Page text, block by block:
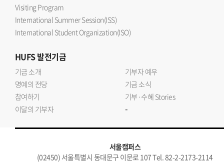
Visiting Program
International Summer Session(ISS)
International Student Organization(ISO)
HUFS발전기금
기금 소개
기부자 예우
명예의 전당
기금 소식
참여하기
기부·수혜 Stories
이달의 기부자
-
서울캠퍼스
(02450) 서울특별시 동대문구 이문로 107 Tel. 82-2-2173-2114